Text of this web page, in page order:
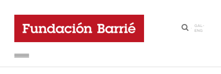
·
GAL-
ENG